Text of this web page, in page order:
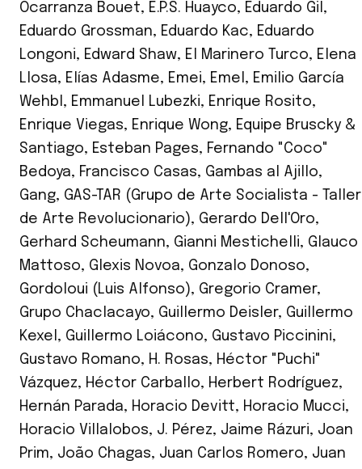
Ocarranza Bouet, E.P.S. Huayco, Eduardo Gil ,
Eduardo Grossman, Eduardo Kac, Eduardo
Longoni, Edward Shaw, El Marinero Turco, Elena
Llosa, Elías Adasme, Emei, Emel , Emilio García
Wehbl , Emmanuel Lubezki, Enrique Rosito,
Enrique Viegas, Enrique Wong, Equipe Bruscky &
Santiago, Esteban Pages, Fernando "Coco"
Bedoya, Francisco Casas, Gambas al Ajillo,
Gang, GAS-TAR (Grupo de Arte Socialista - Taller
de Arte Revolucionario), Gerardo Dell'Oro,
Gerhard Scheumann, Gianni Mestichelli, Glauco
Mattoso, Glexis Novoa, Gonzalo Donoso,
Gordoloui (Luis Alfonso), Gregorio Cramer,
Grupo Chaclacayo, Guillermo Deisler, Guillermo
Kexel , Guillermo Loiácono, Gustavo Piccinini,
Gustavo Romano, H. Rosas, Héctor "Puchi"
Vázquez, Héctor Carballo, Herbert Rodríguez,
Hernán Parada, Horacio Devitt, Horacio Mucci,
Horacio Villalobos, J. Pérez, Jaime Rázuri, Joan
Prim, João Chagas, Juan Carlos Romero, Juan